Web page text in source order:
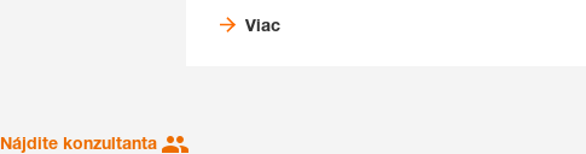
Viac
Nájdite konzultanta